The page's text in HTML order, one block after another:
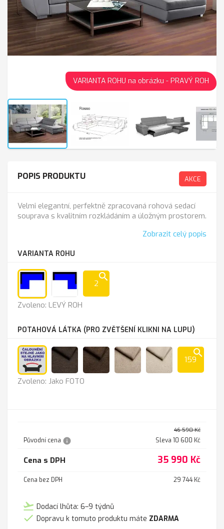
VARIANTA ROHU na obrázku - PRAVÝ ROH
POPIS PRODUKTU AKCE
Velmi elegantní, perfektně zpracovaná rohová sedací
souprava s kvalitním rozkládáním a úložným prostorem.
Zobrazit celý popis
VARIANTA ROHU
PRAVÝ
LEVÝ
search
2
Zvoleno: LEVÝ ROH
POTAHOVÁ LÁTKA (PRO ZVĚTŠENÍ KLIKNI NA LUPU)
Jako
Lira
search
159
Zvoleno: Jako FOTO
Původní cena info
46 590 Kč
Sleva 10 600 Kč
Cena s DPH 35 990 Kč
Cena bez DPH 29 744 Kč
flight_takeoff Dodací lhůta: 6–9 týdnů
 Dopravu k tomuto produktu máte ZDARMA